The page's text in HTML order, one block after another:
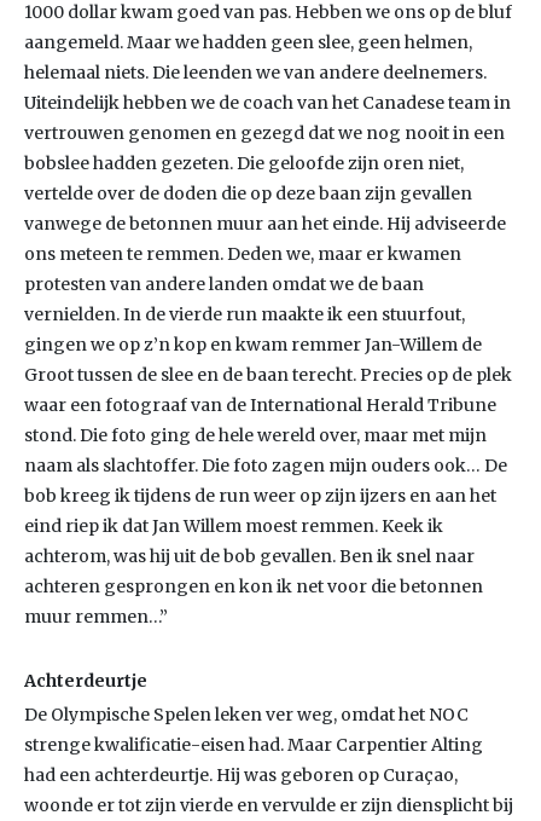
1000 dollar kwam goed van pas. Hebben we ons op de bluf
aangemeld. Maar we hadden geen slee, geen helmen,
helemaal niets. Die leenden we van andere deelnemers.
Uiteindelijk hebben we de coach van het Canadese team in
vertrouwen genomen en gezegd dat we nog nooit in een
bobslee hadden gezeten. Die geloofde zijn oren niet,
vertelde over de doden die op deze baan zijn gevallen
vanwege de betonnen muur aan het einde. Hij adviseerde
ons meteen te remmen. Deden we, maar er kwamen
protesten van andere landen omdat we de baan
vernielden. In de vierde run maakte ik een stuurfout,
gingen we op z’n kop en kwam remmer Jan-Willem de
Groot tussen de slee en de baan terecht. Precies op de plek
waar een fotograaf van de International Herald Tribune
stond. Die foto ging de hele wereld over, maar met mijn
naam als slachtoffer. Die foto zagen mijn ouders ook… De
bob kreeg ik tijdens de run weer op zijn ijzers en aan het
eind riep ik dat Jan Willem moest remmen. Keek ik
achterom, was hij uit de bob gevallen. Ben ik snel naar
achteren gesprongen en kon ik net voor die betonnen
muur remmen…”
Achterdeurtje
De Olympische Spelen leken ver weg, omdat het NOC
strenge kwalificatie-eisen had. Maar Carpentier Alting
had een achterdeurtje. Hij was geboren op Curaçao,
woonde er tot zijn vierde en vervulde er zijn diensplicht bij